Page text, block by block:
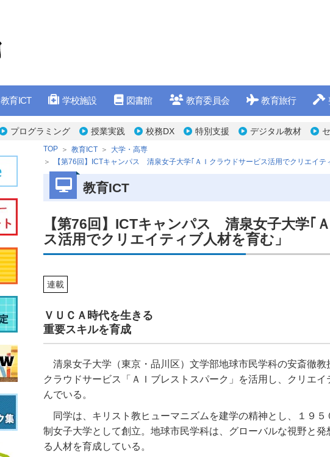
教育ICT 学校施設 図書館 教育委員会 教育旅行
プログラミング 授業実践 校務DX 特別支援 デジタル教材
TOP 教育ICT
大学・高専
【第76回】ICTキャンパス 清泉女子大学｢ＡＩクラウドサービス活用でクリエイテ
教育ICT
【第76回】ICTキャンパス 清泉女子大学｢
ス活用でクリエイティブ人材を育む」
連載
ＶＵＣＡ時代を生きる
重要スキルを育成
清泉女子大学（東京・品川区）文学部地球市民学科の安斎徹教
クラウドサービス「ＡＩブレストスパーク」を活用し、クリエイ
んでいる。
同学は、キリスト教ヒューマニズムを建学の精神とし、１９
制女子大学として創立。地球市民学科は、グローバルな視野と発
る人材を育成している。